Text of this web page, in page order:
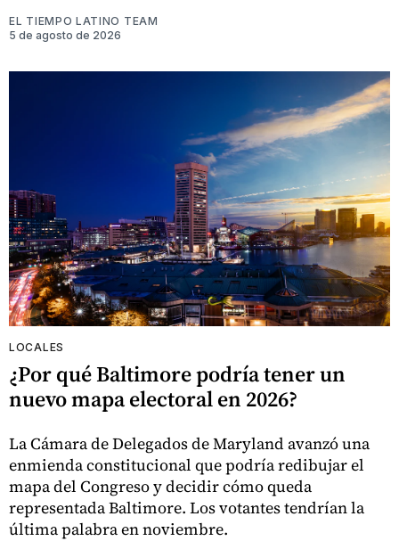
EL TIEMPO LATINO TEAM
5 de agosto de 2026
LOCALES
¿Por qué Baltimore podría tener un
nuevo mapa electoral en 2026?
La Cámara de Delegados de Maryland avanzó una
enmienda constitucional que podría redibujar el
mapa del Congreso y decidir cómo queda
representada Baltimore. Los votantes tendrían la
última palabra en noviembre.